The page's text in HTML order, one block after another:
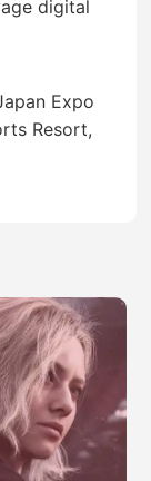
digital
Expo
Resort,